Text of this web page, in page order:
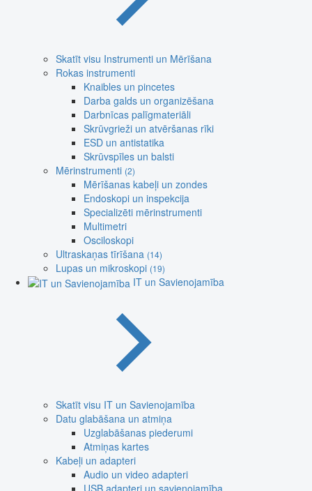
Skatīt visu Instrumenti un Mērīšana
Rokas instrumenti
Knaibles un pincetes
Darba galds un organizēšana
Darbnīcas palīgmateriāli
Skrūvgrieži un atvēršanas rīki
ESD un antistatika
Skrūvspīles un balsti
Mērinstrumenti (2)
Mērīšanas kabeļi un zondes
Endoskopi un inspekcija
Specializēti mērinstrumenti
Multimetri
Osciloskopi
Ultraskaņas tīrīšana (14)
Lupas un mikroskopi (19)
IT un Savienojamība
Skatīt visu IT un Savienojamība
Datu glabāšana un atmiņa
Uzglabāšanas piederumi
Atmiņas kartes
Kabeļi un adapteri
Audio un video adapteri